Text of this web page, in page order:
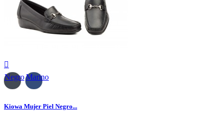

NegroMarino
Kiowa Mujer Piel Negro...